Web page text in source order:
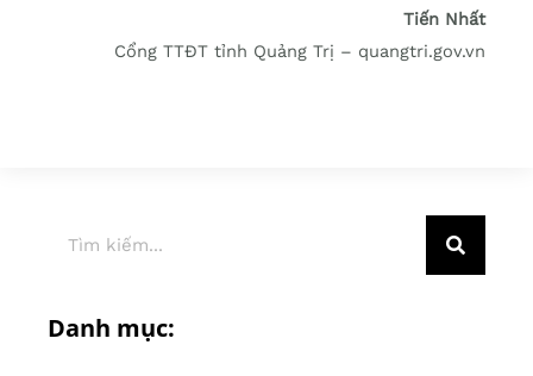
Tiến Nhất
Cổng TTĐT tỉnh Quảng Trị – quangtri.gov.vn
Danh mục: